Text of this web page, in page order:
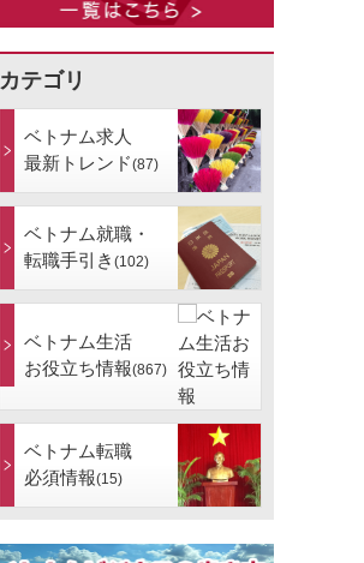
カテゴリ
ベトナム求人
最新トレンド(87)
ベトナム就職・
転職手引き (102)
ベトナム生活
お役立ち情報(867)
ベトナム転職
必須情報(15)